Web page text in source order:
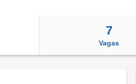
7
Vagas